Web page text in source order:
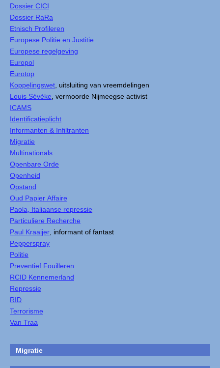
Dossier CICI
Dossier RaRa
Etnisch Profileren
Europese Politie en Justitie
Europese regelgeving
Europol
Eurotop
Koppelingswet , uitsluiting van vreemdelingen
Louis Sévèke , vermoorde Nijmeegse activist
ICAMS
Identificatieplicht
Informanten & Infiltranten
Migratie
Multinationals
Openbare Orde
Openheid
Opstand
Oud Papier Affaire
Paola, Italiaanse repressie
Particuliere Recherche
Paul Kraaijer , informant of fantast
Pepperspray
Politie
Preventief Fouilleren
RCID Kennemerland
Repressie
RID
Terrorisme
Van Traa
Migratie